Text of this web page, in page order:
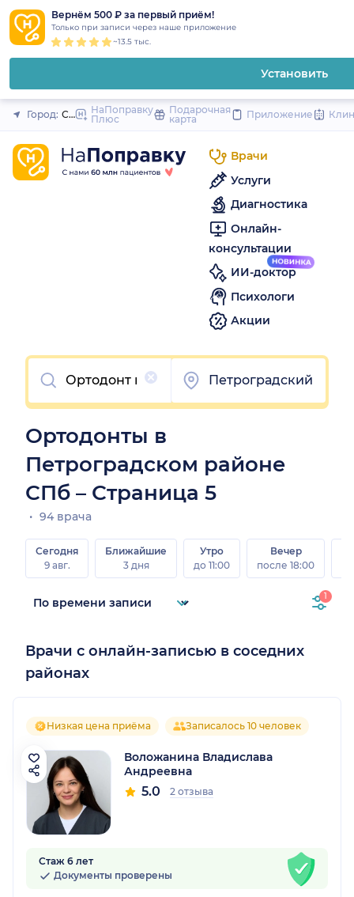
Вернём 500 ₽ за первый приём!
Только при записи через наше приложение
~13.5 тыс.
Установить
Закрыть
Город: Санкт-Петербург
НаПоправку
Плюс
Подарочная
карта
Приложение
Врачи
Услуги
Диагностика
Онлайн-
консультации
ИИ-доктор
Психологи
Акции
Очистить
Петроградский
Ортодонты в
Петроградском районе
СПб – Страница 5
94 врача
Сегодня
9 авг.
Ближайшие
3 дня
Утро
до 11:00
Вечер
после 18:00
1
Врачи с онлайн-записью в соседних
районах
Низкая цена приёма Записалось 10 человек
Воложанина Владислава
Андреевна
5.0 2 отзыва
Стаж 6 лет
Документы проверены